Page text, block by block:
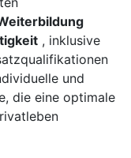
, inklusive
und
die eine optimale